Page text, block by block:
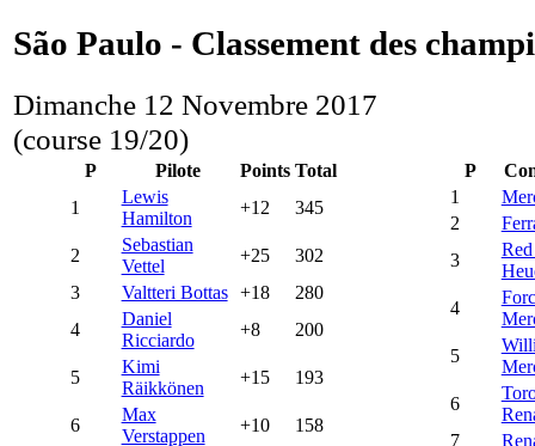
São Paulo - Classement des
Dimanche 12 Novembre 2017
(course 19/20)
P Pilote Points Total
1
Lewis
Hamilton
+12 345
2
Sebastian
Vettel
+25
302
3
Valtteri Bottas +18
280
4
Daniel
Ricciardo
+8 200
5
Kimi
Räikkönen
+15 193
6
Max
Verstappen
+10
158
P
1
2
3
4
5
6
7